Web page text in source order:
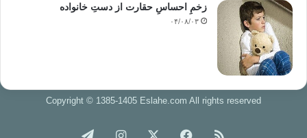
زخمِ احساسِ حقارت از دستِ خانواده
۰۴/۰۸/۰۳
Copyright © 1385-1405 Eslahe.com All rights reserved
خوراک فیس اینستاگرام